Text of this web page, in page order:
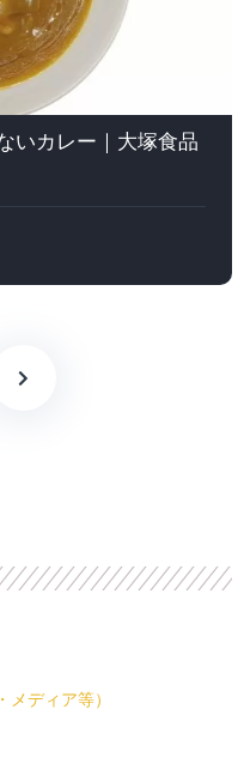
いカレー｜大塚食品
ディア等）